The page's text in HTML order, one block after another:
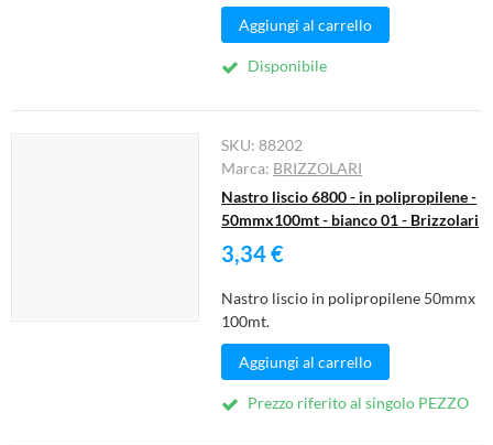
Aggiungi al carrello
Disponibile
SKU:88202
Marca: BRIZZOLARI
Nastro liscio 6800 - in polipropilene -
50mmx100mt - bianco 01 - Brizzolari
3,34 €
Nastro liscio in polipropilene 50mmx
100mt.
Aggiungi al carrello
Prezzo riferito al singolo PEZZO